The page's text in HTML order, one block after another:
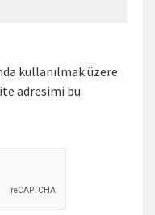
kullanılmak üzere
adresimi bu